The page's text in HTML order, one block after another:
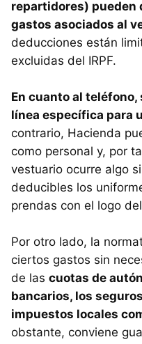
repartidores) pueden
gastos asociados al
deducciones están
excluidas del IRPF.
En cuanto al
línea específica para
contrario, Hacienda
como personal y, por
vestuario ocurre algo
deducibles los
prendas con el logo
Por otro lado, la
ciertos gastos sin
de las cuotas de
bancarios, los
impuestos locales
obstante, conviene